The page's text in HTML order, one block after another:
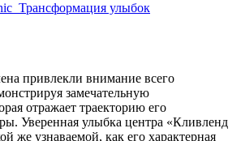
Трансформация улыбок
привлекли внимание всего
замечательную
отражает траекторию его
Уверенная улыбка центра «Кливленд
же узнаваемой, как его характерная